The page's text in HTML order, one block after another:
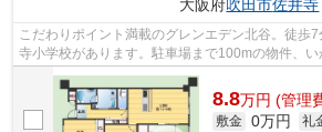
大阪府吹田市佐井寺
こだわりポイント満載のグレンエデン北谷。徒歩
寺小学校があります。駐車場まで100mの物件、
持ちの方にもオススメの、自走式駐車場を...
8.8万円 (管理
敷金 0万円 礼